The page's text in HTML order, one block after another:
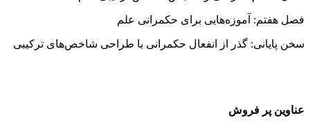
فصل هفتم: آموزه‌هایی برای حکمرانی علم
سخن پایانی: گذر از انفعال حکمرانی با طراحی شاخص‌های ترکیبی
عناوین پر فروش